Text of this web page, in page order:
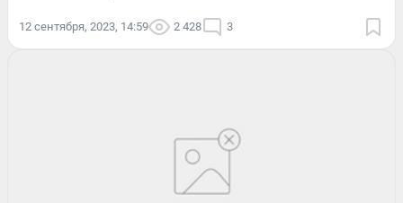
12 сентября, 2023, 14:59 2 428 3